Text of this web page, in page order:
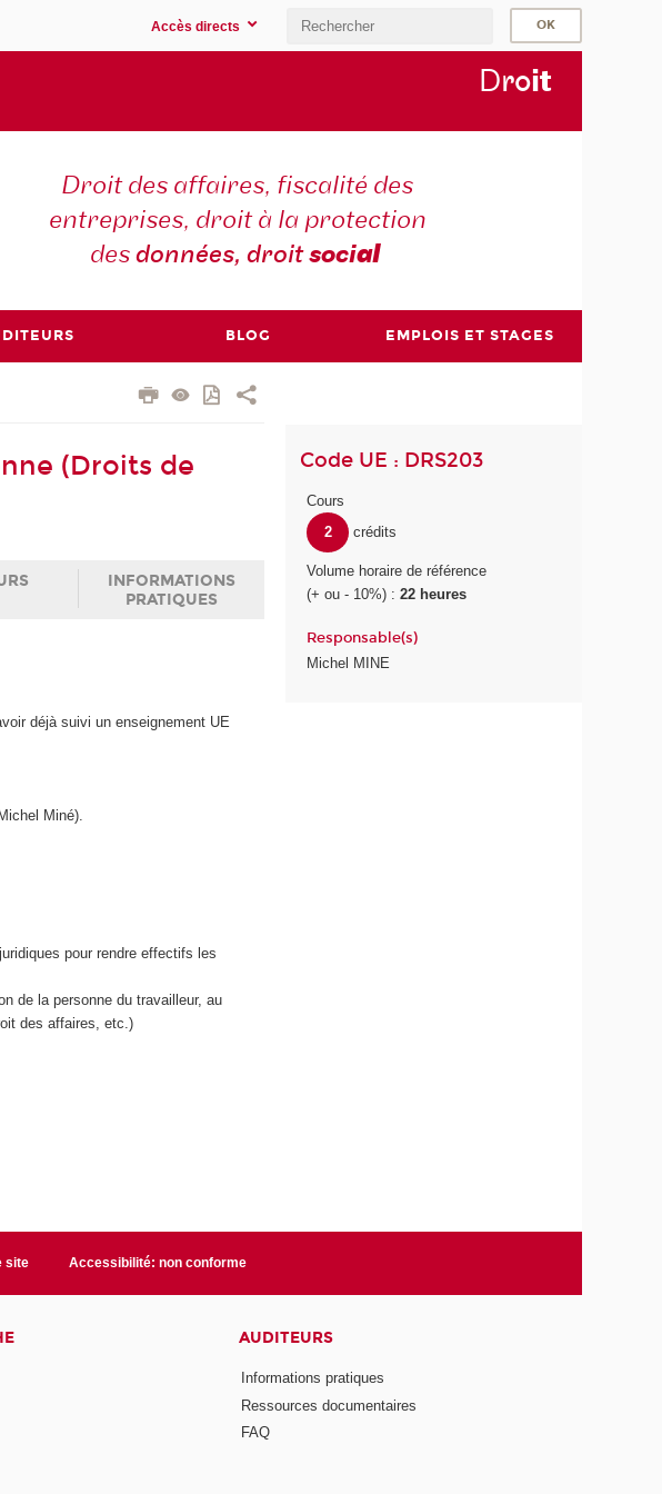
Accès directs
Droit
Droit des affaires, fiscalité des
entreprises, droit à la protection
desdonnées, droitsocial
BLOG EMPLOIS ET STAGES
(Droits de
INFORMATIONS
PRATIQUES
déjà suivi un enseignement UE
Miné).
pour rendre effectifs les
de la personne du travailleur, au
des affaires, etc.)
Code UE : DRS203
Cours
2
crédits
Volume horaire de référence
(+ ou - 10%) :22 heures
Responsable(s)
Michel MINE
site Accessibilité: non conforme
AUDITEURS
Informations pratiques
Ressources documentaires
FAQ